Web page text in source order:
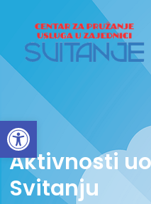
Open toolbar
Aktivnosti
Svitanju